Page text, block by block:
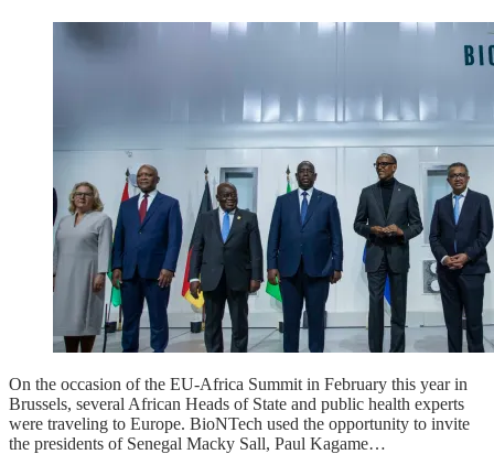
On the occasion of the EU-Africa Summit in February this year in
Brussels, several African Heads of State and public health experts
were traveling to Europe. BioNTech used the opportunity to invite
the presidents of Senegal Macky Sall, Paul Kagame…